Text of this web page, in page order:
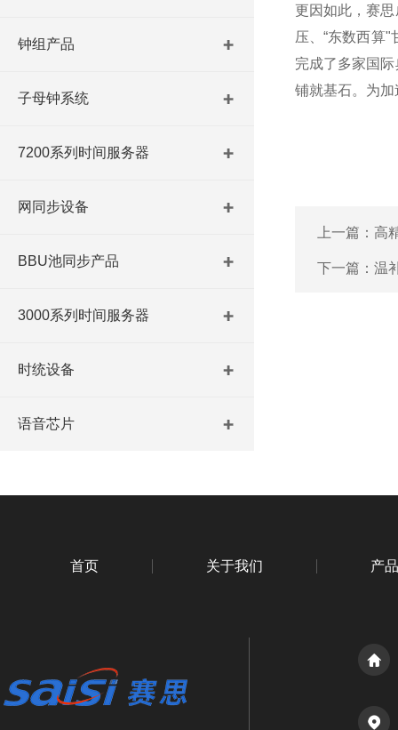
钟组产品
子母钟系统
7200系列时间服务器
网同步设备
BBU池同步产品
3000系列时间服务器
时统设备
语音芯片
更因如此，赛
压、“东数西算
完成了多家国
铺就基石。为
上一篇： 高
下一篇： 温
首页 关于我们 产